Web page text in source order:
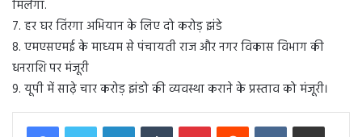
मिलेगा.
7. हर घर तिंरगा अभियान के लिए दो करोड़ झंडे
8. एमएसएमई के माध्यम से पंचायती राज और नगर विकास विभाग की
धनराशि पर मंजूरी
9. यूपी में साढ़े चार करोड़ झंडो की व्यवस्था कराने के प्रस्ताव को मंजूरी।
LinkedInTumblr PinterestReddit VKontakteShare via Email